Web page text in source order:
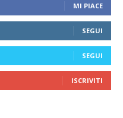
MI PIACE
SEGUI
SEGUI
ISCRIVITI